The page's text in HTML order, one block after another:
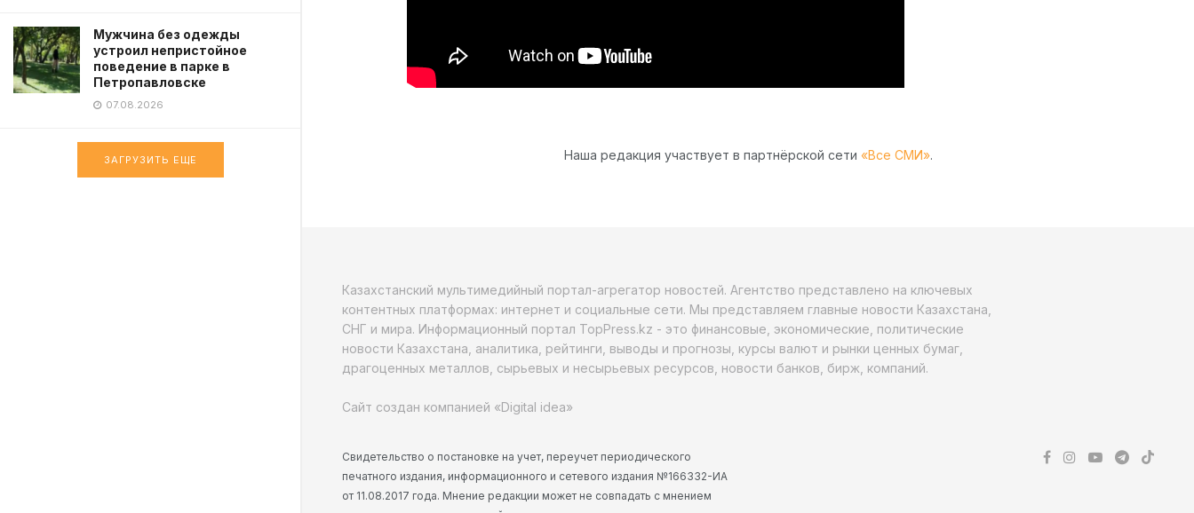
Мужчина без одежды
устроил непристойное
поведение в парке в
Петропавловске
07.08.2026
ЗАГРУЗИТЬ ЕЩЕ Наша редакция участвует в партнёрской сети «Все СМИ».
Казахстанский мультимедийный портал-агрегатор новостей. Агентство представлено на ключевых
контентных платформах: интернет и социальные сети. Мы представляем главные новости Казахстана,
СНГ и мира. Информационный портал TopPress.kz - это финансовые, экономические, политические
новости Казахстана, аналитика, рейтинги, выводы и прогнозы, курсы валют и рынки ценных бумаг,
драгоценных металлов, сырьевых и несырьевых ресурсов, новости банков, бирж, компаний.
Сайт создан компанией «Digital idea»
Свидетельство о постановке на учет, переучет периодического
печатного издания, информационного и сетевого издания №166332-ИА
от 11.08.2017 года. Мнение редакции может не совпадать с мнением